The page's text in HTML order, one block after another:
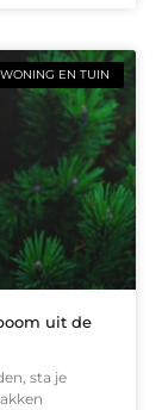
WONING EN TUIN
uit de
sta je